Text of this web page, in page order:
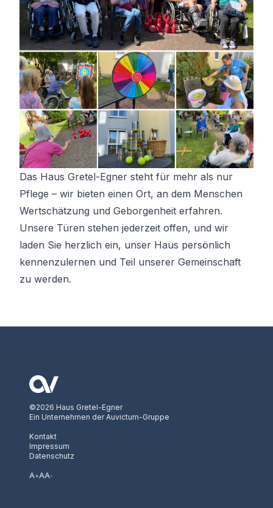
Das Haus Gretel-Egner steht für mehr als nur
Pflege – wir bieten einen Ort, an dem Menschen
Wertschätzung und Geborgenheit erfahren.
Unsere Türen stehen jederzeit offen, und wir
laden Sie herzlich ein, unser Haus persönlich
kennenzulernen und Teil unserer Gemeinschaft
zu werden.
©2026 Haus Gretel-Egner
Ein Unternehmen der Auvictum-Gruppe
Kontakt
Impressum
Datenschutz
A+AA-